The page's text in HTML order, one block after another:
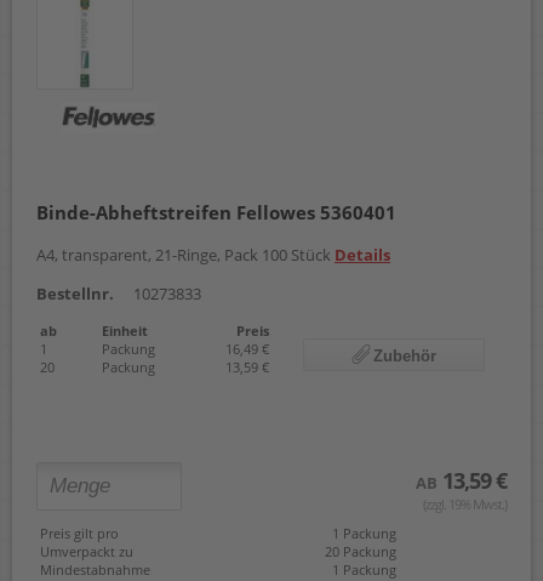
Binde-Abheftstreifen Fellowes 5360401
A4, transparent, 21-Ringe, Pack 100 Stück Details
Bestellnr.
10273833
ab Einheit
Preis
1
Packung
16,49 €
20
Packung 13,59 €
Zubehör
AB 13,59 €
(zzgl. 19% Mwst.)
Preis gilt pro
1 Packung
Umverpackt zu
20 Packung
Mindestabnahme
1 Packung